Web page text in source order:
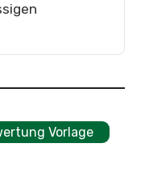
Vorlage